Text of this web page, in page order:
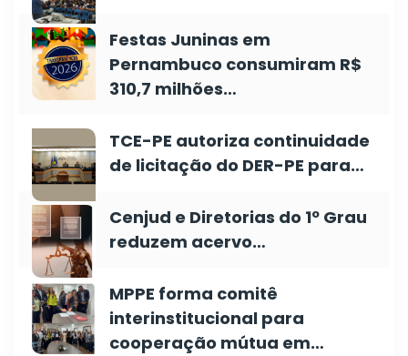
Festas Juninas em
Pernambuco consumiram R$
310,7 milhões…
TCE-PE autoriza continuidade
de licitação do DER-PE para…
Cenjud e Diretorias do 1º Grau
reduzem acervo…
MPPE forma comitê
interinstitucional para
cooperação mútua em…